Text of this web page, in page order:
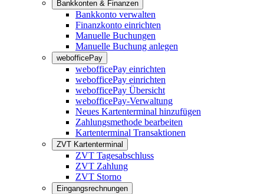
Bankkonten & Finanzen
Bankkonto verwalten
Finanzkonto einrichten
Manuelle Buchungen
Manuelle Buchung anlegen
webofficePay
webofficePay einrichten
webofficePay einrichten
webofficePay Übersicht
webofficePay-Verwaltung
Neues Kartenterminal hinzufügen
Zahlungsmethode bearbeiten
Kartenterminal Transaktionen
ZVT Kartenterminal
ZVT Tagesabschluss
ZVT Zahlung
ZVT Storno
Eingangsrechnungen